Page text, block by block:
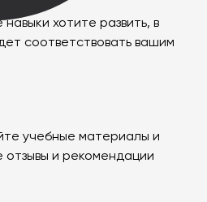
хотите развить, в
соответствовать вашим
учебные материалы и
и рекомендации